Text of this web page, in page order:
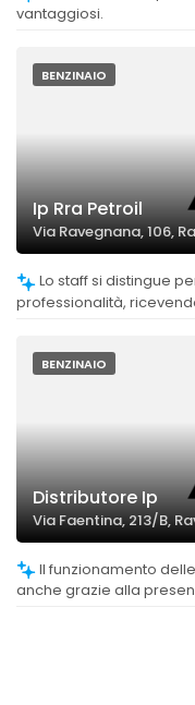
vantaggiosi.
BENZINAIO
Ip Rra Petroil
Via Ravegnana, 106,
professionalità,
BENZINAIO
Distributore Ip
Via Faentina, 213/B,
anche grazie alla